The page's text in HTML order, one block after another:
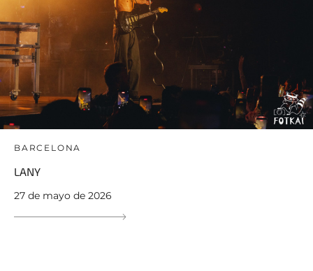
BARCELONA
LANY
27 de mayo de 2026